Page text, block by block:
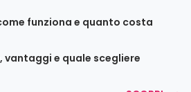
funziona e quanto costa
vantaggi e quale scegliere